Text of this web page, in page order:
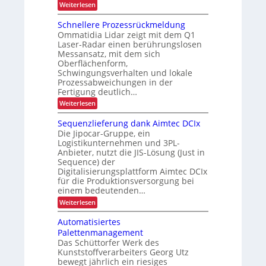
e
L
a
s
t
e
n
t
r
a
n
s
p
o
r
t
n
i
h
s
t
i
g
e
E
i
n
s
ä
t
z
e
s
t
i
k
s
s
i
g
e
r
T
r
a
n
s
p
o
r
t
v
o
n
F
r
a
c
h
t
u
d
G
e
p
ä
Weiterlesen:
B
a
n
d
g
e
f
a
h
r
:
A
u
s
g
e
d
i
e
n
t
e
E
-
Z
g
a
r
e
Schnellere Prozessrückmeldung
Ommatidia Lidar zeigt mit dem Q1
Laser-Radar einen berührungslosen
Messansatz, mit dem sich
Oberflächenform,
Schwingungsverhalten und lokale
Prozessabweichungen in der
Fertigung deutlich…
Weiterlesen:
S
c
h
n
e
l
l
e
r
e
P
r
o
z
e
s
s
r
ü
Sequenzlieferung dank Aimtec DCIx
Die Jipocar-Gruppe, ein
Logistikunternehmen und 3PL-
Anbieter, nutzt die JIS-Lösung (Just in
Sequence) der
Digitalisierungsplattform Aimtec DCIx
für die Produktionsversorgung bei
einem bedeutenden…
Weiterlesen:
S
e
q
u
e
n
z
Automatisiertes
Palettenmanagement
Das Schüttorfer Werk des
Kunststoffverarbeiters Georg Utz
bewegt jährlich ein riesiges